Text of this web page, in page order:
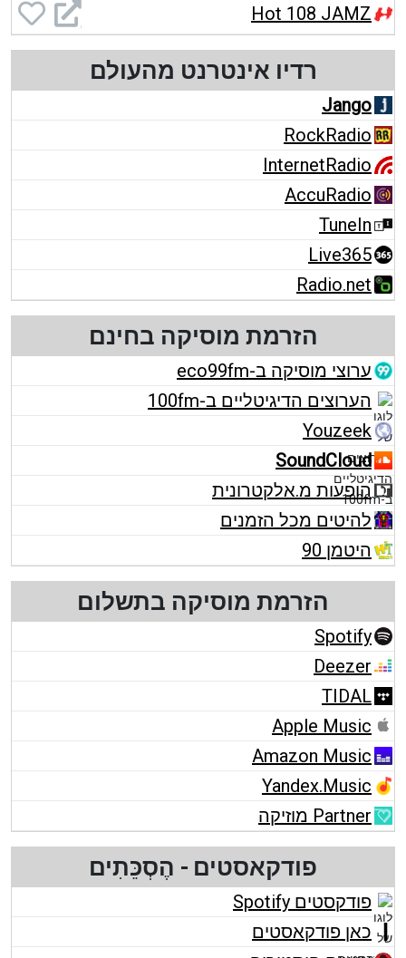
Hot 108 JAMZ
רדיו אינטרנט מהעולם
Jango
RockRadio
InternetRadio
AccuRadio
TuneIn
Live365
Radio.net
הזרמת מוסיקה בחינם
ערוצי מוסיקה ב-eco99fm
הערוצים הדיגיטליים ב-100fm
Youzeek
SoundCloud
הופעות מ.אלקטרונית
להיטים מכל הזמנים
היטמן 90
הזרמת מוסיקה בתשלום
Spotify
Deezer
TIDAL
Apple Music
Amazon Music
Yandex.Music
Partner מוזיקה
פודקאסטים - הֶסְכֵּתִים
פודקסטים Spotify
כאן פודקאסטים